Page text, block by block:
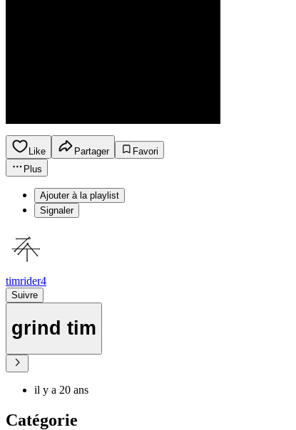
Like Partager
Favori
Plus
Ajouter à la playlist
Signaler
timrider4
Suivre
grind tim
il y a 20 ans
Catégorie